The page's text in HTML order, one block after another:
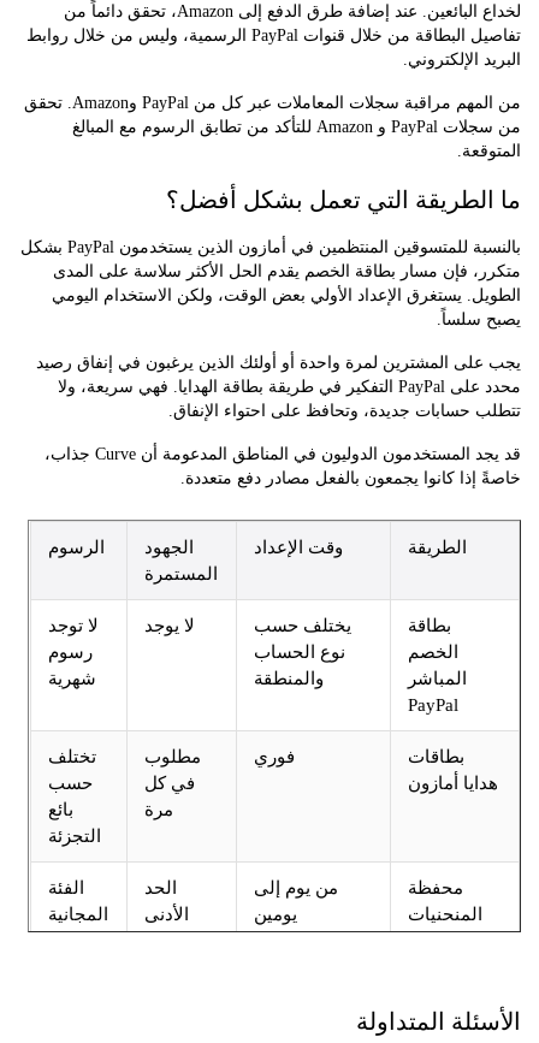
لخداع البائعين. عند إضافة طرق الدفع إلى Amazon، تحقق دائماً من
تفاصيل البطاقة من خلال قنوات PayPal الرسمية، وليس من خلال روابط
الإلكتروني.
من المهم مراقبة سجلات المعاملات عبر كل من PayPal وAmazon. تحقق
من سجلات PayPal و Amazon للتأكد من تطابق الرسوم مع المبالغ
التي تعمل بشكل أفضل؟
بالنسبة للمتسوقين المنتظمين في أمازون الذين يستخدمون PayPal بشكل
فإن مسار بطاقة الخصم يقدم الحل الأكثر سلاسة على المدى
يستغرق الإعداد الأولي بعض الوقت، ولكن الاستخدام اليومي
سلساً.
المشترين لمرة واحدة أو أولئك الذين يرغبون في إنفاق رصيد
محدد على PayPal التفكير في طريقة بطاقة الهدايا. فهي سريعة، ولا
حسابات جديدة، وتحافظ على احتواء الإنفاق.
قد يجد المستخدمون الدوليون في المناطق المدعومة أن Curve جذاب،
كانوا يجمعون بالفعل مصادر دفع متعددة.
الطريقة وقت الإعداد
المستمرة
الرسوم
المباشر
يختلف حسب
نوع الحساب
والمنطقة
لا توجد
أمازون
مطلوب
تختلف
حسب
المنحنيات
من يوم إلى
المجانية
المتداولة